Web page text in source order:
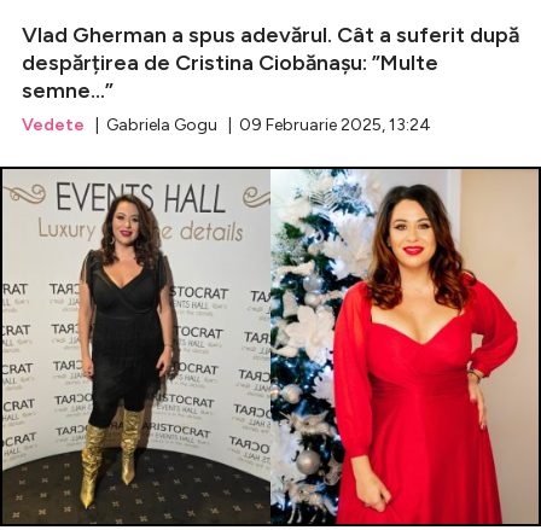
Vlad Gherman a spus adevărul. Cât a suferit după
despărțirea de Cristina Ciobănașu: ”Multe
semne...”
Vedete | Gabriela Gogu | 09 Februarie 2025, 13:24